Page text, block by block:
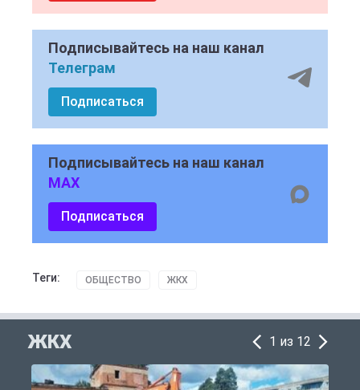
Подписывайтесь на наш канал
Телеграм
Подписаться
Подписывайтесь на наш канал
MAX
Подписаться
Теги: ОБЩЕСТВО ЖКХ
ЖКХ 1 из 12